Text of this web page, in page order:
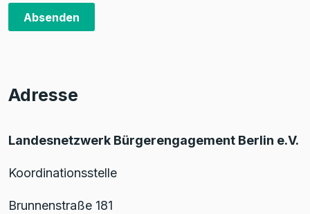
Absenden
Adresse
Landesnetzwerk Bürgerengagement Berlin e.V.
Koordinationsstelle
Brunnenstraße 181